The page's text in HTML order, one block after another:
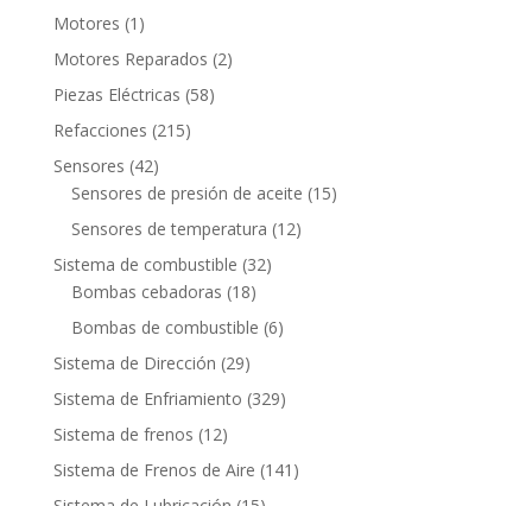
producto
Motores 1 1
producto
Motores Reparados 22
Piezas Eléctricas 5858
Refacciones 215215
Sensores 4242
productos
Sensores de presión de aceite 1515
Sensores de temperatura 1212
Sistema de combustible 3232
Bombas cebadoras 1818
productos
Bombas de combustible 66
Sistema de Dirección 2929
productos
Sistema de Enfriamiento 329329
Sistema de frenos 1212
productos
Sistema de Frenos de Aire 141 141